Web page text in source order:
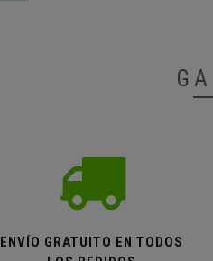
ENVÍO GRATUITO EN TODOS